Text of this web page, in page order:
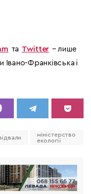
та Twitter – лише
Івано-Франківська і
міністерство
екології